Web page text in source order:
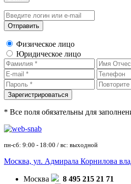
Физическое лицо
Юридическое лицо
* Все поля обязательны для
пн-сб: 9:00 - 18:00 / вс: выходной
Москва, ул. Адмирала Корнилова
Москва
8 495 215 21 71